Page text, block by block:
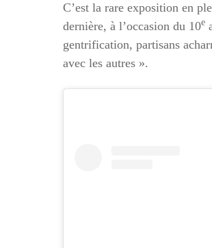
C’est la rare exposition en
dernière, à l’occasion du 10e
gentrification, partisans
avec les autres ».